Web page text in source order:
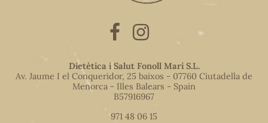
Dietètica i Salut Fonoll Marí S.L.
Av. Jaume I el Conqueridor, 25 baixos - 07760 Ciutadella de
Menorca - Illes Balears - Spain
B57916967
971 48 06 15